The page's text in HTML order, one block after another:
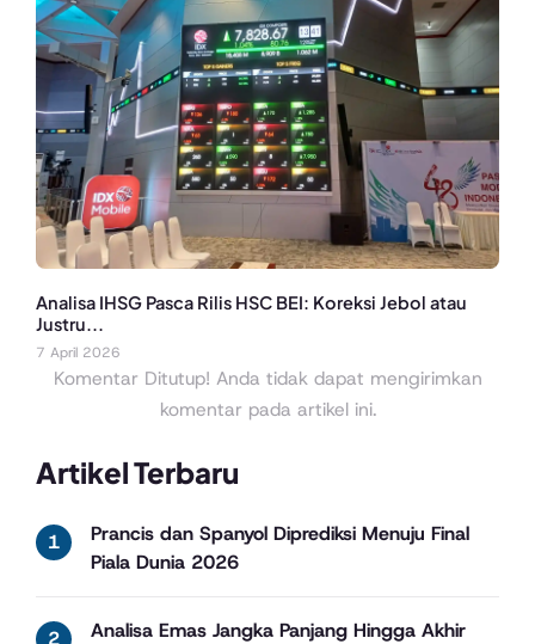
Artikel Terbaru
Prancis dan Spanyol Diprediksi Menuju Final
Piala Dunia 2026
Analisa Emas Jangka Panjang Hingga Akhir
Analisa IHSG Pasca Rilis HSC BEI: Koreksi Jebol atau
Justru...
7 April 2026
Komentar Ditutup! Anda tidak dapat mengirimkan
komentar pada artikel ini.